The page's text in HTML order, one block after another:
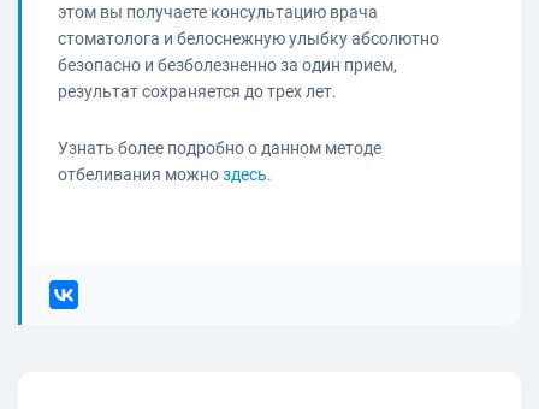
этом вы получаете консультацию врача
стоматолога и белоснежную улыбку абсолютно
безопасно и безболезненно за один прием,
результат сохраняется до трех лет.
Узнать более подробно о данном методе
отбеливания можноздесь.